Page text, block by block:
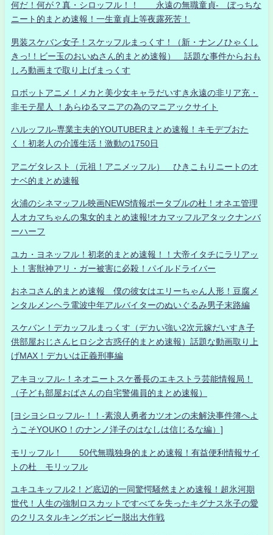
何だ！何が？真・シロッフル！！ 永遠の無職童貞- ぼっちな
ニート的まとめ速報！一生童貞上等夜露死苦！
男装スケバン女子！スケッフルまっくす！（新・ナンノひゃくし
きっ!！ビー玉のおいぬさん的まとめ速報） 話題な事件からおも
しろ動画まで取り上げまっくす
ロボットアニメ！メカと美少女キャラだいすき永遠の非リア充・
非モテ星人 ！あらゆるマニアの為のマニアックサイト
ハルッフル-専業主夫的YOUTUBERまとめ速報！キモデブおた
く！初老人の介護生活！激動の1750日
アニゲタレスト（元祖！アニメッフル） ひきこもりニートのオ
ナベ的まとめ速報
火浦のシネマッフル映画NEWS情報ポータブルの杜！オネエ管理
人オカマちゃんの鬼女的まとめ速報!オカマッフルアタックナンバ
ーハーフ
ユカ・ヨネッフル！初老的まとめ速報！！大帝イタチにラリアッ
ト！害獣神アリ・ガー被害に必殺！パイルドライバー
おネコさん的まとめ速報 僕の彼女はエリーちゃん人形！豆腐メ
ンタルメンヘラ電波中年アルバイターのぬいぐるみ男子末路編
スケバン！デカッフルまっくす（デカい強い2次元嫁だいすき子
供部屋おじさんヒロシ之古惑仔的まとめ速報）話題な動画取り上
げMAX！デカいは正義刑事編
アキヨッフル-！ネオニートスケ番長のエキストラ芸能情報局！
（子ども部屋おばさんの自宅警備員的まとめ速報）
[ヨシヨシロッフル-！！-素浪人勇者カツオンの未解決事件簿へよ
うこそYOUKO！のナンノ洋子のはなしは信じるな編）]
モリッフル！ 50代無職独身的まとめ速報！有益便利情報サイ
トの杜 モリッフル
ユキユキッフル2！ど底辺的一同驚愕騒然まとめ速報！超氷河期
世代！人生の強制ロスカットですべてを失ったキグナス氷子の愛
のクリスタルキングボンビー脱出大作戦